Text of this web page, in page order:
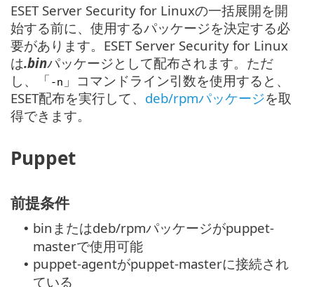
ESET Server Security for Linuxの一括展開を開
始する前に、使用するパッケージを決定する必
要があります。ESET Server Security for Linux
は.binパッケージとして配布されます。ただ
し、「 -n 」コマンドライン引数を使用すると、
ESET配布を実行して、 deb/rpmパッケージを取
得できます。
Puppet
前提条件
• binまたはdeb/rpmパッケージがpuppet-
masterで使用可能
• puppet-agentがpuppet-masterに接続され
ている